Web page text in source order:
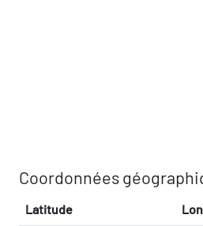
Coordonnées
Latitude